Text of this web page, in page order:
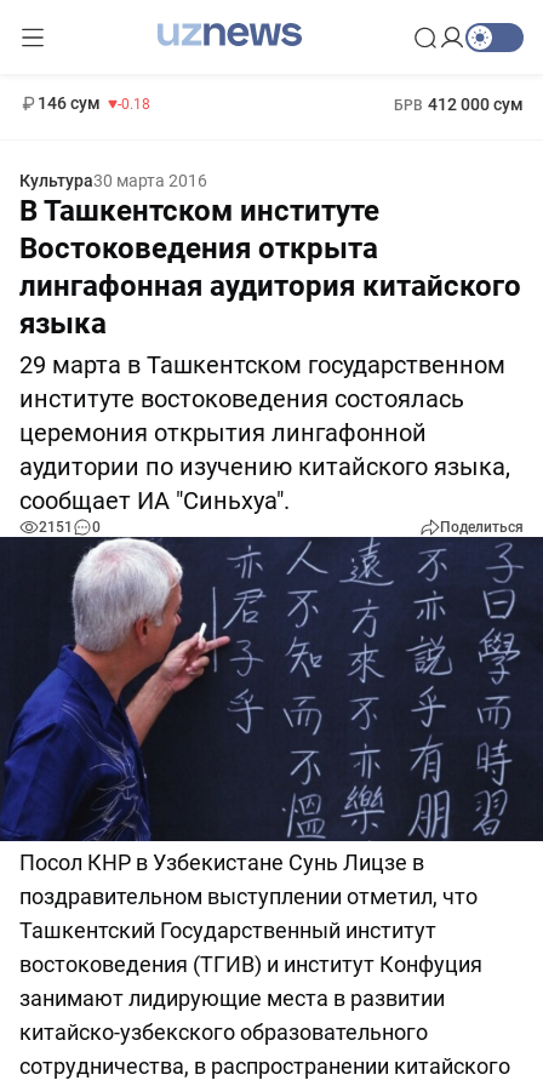
146 сум -0.18 БРВ 412 000 сум
Культура30 марта 2016
В Ташкентском институте
Востоковедения открыта
лингафонная аудитория китайского
языка
29 марта в Ташкентском государственном
институте востоковедения состоялась
церемония открытия лингафонной
аудитории по изучению китайского языка,
сообщает ИА "Синьхуа".
2151 0 Поделиться
Посол КНР в Узбекистане Сунь Лицзе в
поздравительном выступлении отметил, что
Ташкентский Государственный институт
востоковедения (ТГИВ) и институт Конфуция
занимают лидирующие места в развитии
китайско-узбекского образовательного
сотрудничества, в распространении китайского